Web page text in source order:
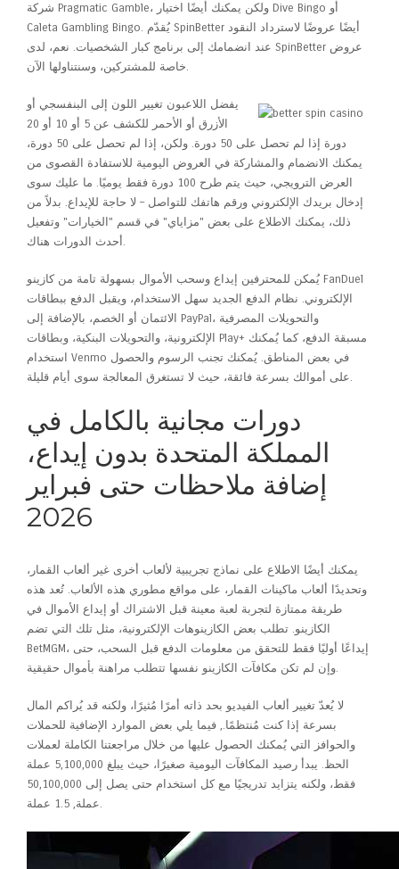
شركة Pragmatic Gamble، ولكن يمكنك أيضًا اختيار Dive Bingo أو
Caleta Gambling Bingo. يُقدّم SpinBetter أيضًا عروضًا لاسترداد النقود
عند انضمامك إلى برنامج كبار الشخصيات. نعم، لدى SpinBetter عروض
خاصة للمشتركين، وسنتناولها الآن.
يفضل اللاعبون تغيير اللون إلى البنفسجي أو
الأزرق أو الأحمر للكشف عن 5 أو 10 أو 20
دورة إذا لم تحصل على 50 دورة. ولكن، إذا لم تحصل على 50 دورة،
يمكنك الانضمام والمشاركة في العروض اليومية للاستفادة القصوى من
العرض الترويجي، حيث يتم طرح 100 دورة فقط يوميًا. ما عليك سوى
إدخال بريدك الإلكتروني ورقم هاتفك للتواصل – لا حاجة للإيداع. بدلاً من
ذلك، يمكنك الاطلاع على بعض "مزاياي" في قسم "الخيارات" وتفعيل
أحدث الدورات هناك.
يُمكن للمحترفين إيداع وسحب الأموال بسهولة تامة من كازينو FanDuel
الإلكتروني. نظام الدفع الجديد سهل الاستخدام، ويقبل الدفع ببطاقات
الائتمان أو الخصم، بالإضافة إلى PayPal، والتحويلات المصرفية
الإلكترونية، والتحويلات البنكية، وبطاقات Play+ مسبقة الدفع، كما يُمكنك
استخدام Venmo في بعض المناطق. يُمكنك تجنب الرسوم والحصول
على أموالك بسرعة فائقة، حيث لا تستغرق المعالجة سوى أيام قليلة.
دورات مجانية بالكامل في
المملكة المتحدة بدون إيداع،
إضافة ملاحظات حتى فبراير
2026
يمكنك أيضًا الاطلاع على نماذج تجريبية لألعاب أخرى غير ألعاب القمار،
وتحديدًا ألعاب ماكينات القمار، على مواقع مطوري هذه الألعاب. تُعد هذه
طريقة ممتازة لتجربة لعبة معينة قبل الاشتراك أو إيداع الأموال في
الكازينو. تطلب بعض الكازينوهات الإلكترونية، مثل تلك التي تضم
BetMGM، إيداعًا أوليًا فقط للتحقق من معلومات الدفع قبل السحب، حتى
وإن لم تكن مكافآت الكازينو نفسها تتطلب مراهنة بأموال حقيقية.
لا يُعدّ تغيير ألعاب الفيديو بحد ذاته أمرًا مُثيرًا، ولكنه قد يُراكم المال
بسرعة إذا كنت مُنتظمًا., فيما يلي بعض الموارد الإضافية للحملات
والحوافز التي يُمكنك الحصول عليها من خلال مراجعتنا الكاملة لعملات
الحظ. يبدأ رصيد المكافآت اليومية صغيرًا، حيث يبلغ 5,100,000 عملة
فقط، ولكنه يتزايد تدريجيًا مع كل استخدام حتى يصل إلى 50,100,000
عملة, 1.5 عملة.